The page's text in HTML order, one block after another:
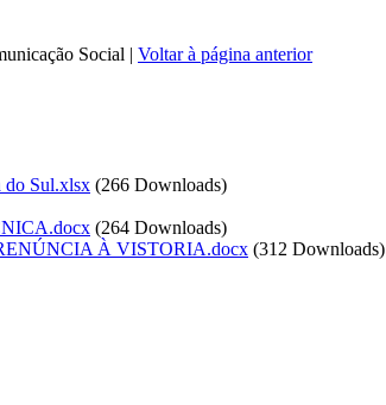
Social | Voltar à página anterior
do Sul.xlsx (266 Downloads)
(264 Downloads)
À VISTORIA.docx (312 Downloads)